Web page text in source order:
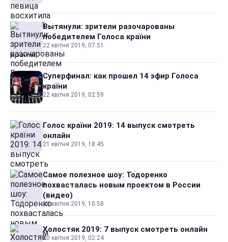
Вытянули: зрители разочарованы
победителем Голоса країни
22 квітня 2019, 07:51
Суперфинал: как прошел 14 эфир Голоса
країни
22 квітня 2019, 02:59
Голос країни 2019: 14 выпуск смотреть
онлайн
21 квітня 2019, 18:45
Самое полезное шоу: Тодоренко
похвасталась новым проектом в России
(видео)
20 квітня 2019, 10:58
Холостяк 2019: 7 выпуск смотреть онлайн
20 квітня 2019, 02:24